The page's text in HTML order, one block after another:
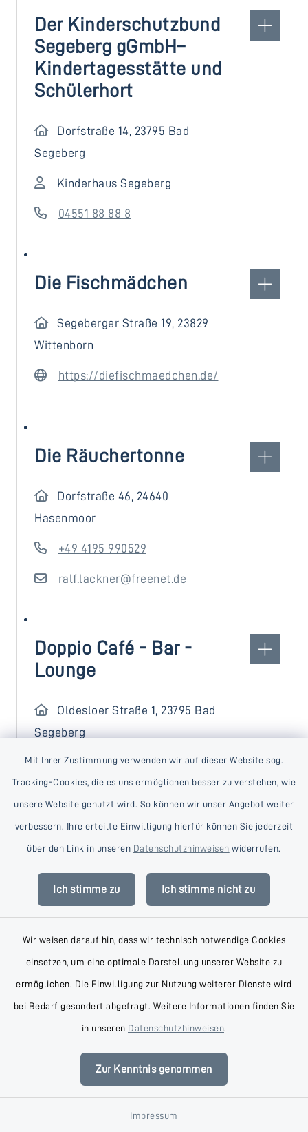
Mit Ihrer Zustimmung verwenden wir auf dieser Website sog.
Tracking-Cookies, die es uns ermöglichen besser zu verstehen, wie
unsere Website genutzt wird. So können wir unser Angebot weiter
verbessern. Ihre erteilte Einwilligung hierfür können Sie jederzeit
über den Link in unseren Datenschutzhinweisen widerrufen.
Ich stimme zu Ich stimme nicht zu
Wir weisen darauf hin, dass wir technisch notwendige Cookies
einsetzen, um eine optimale Darstellung unserer Website zu
ermöglichen. Die Einwilligung zur Nutzung weiterer Dienste wird
bei Bedarf gesondert abgefragt. Weitere Informationen finden Sie
in unseren Datenschutzhinweisen.
Zur Kenntnis genommen
Impressum
Der Kinderschutzbund
Segeberg gGmbH–
Kindertagesstätte und
Schülerhort
Dorfstraße 14, 23795 Bad
Segeberg
Kinderhaus Segeberg
04551 88 88 8
Die Fischmädchen
Segeberger Straße 19, 23829
Wittenborn
https://diefischmaedchen.de/
Die Räuchertonne
Dorfstraße 46, 24640
Hasenmoor
+49 4195 990529
ralf.lackner@freenet.de
Doppio Café - Bar -
Lounge
Oldesloer Straße 1, 23795 Bad
Segeberg
+49 4551 8914514
Dr. Henning Achilles
Segeberg
Dr. med. Thomas
Siedschlag
Am Landratspark 1, 23795 Bad